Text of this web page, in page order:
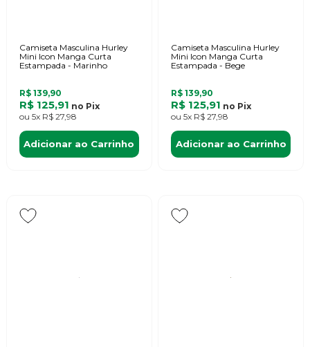
Camiseta Masculina Hurley
Mini Icon Manga Curta
Estampada - Marinho
R$ 139,90
R$ 125,91 no Pix
ou 5x R$ 27,98
Adicionar ao Carrinho
Camiseta Masculina Hurley
Mini Icon Manga Curta
Estampada - Bege
R$ 139,90
R$ 125,91 no Pix
ou 5x R$ 27,98
Adicionar ao Carrinho